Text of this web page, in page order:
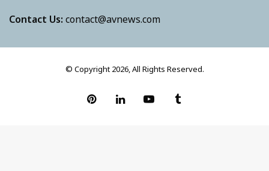
Contact Us: contact@avnews.com
© Copyright 2026, All Rights Reserved.
PinterestLinkedInYouTubeTumblr